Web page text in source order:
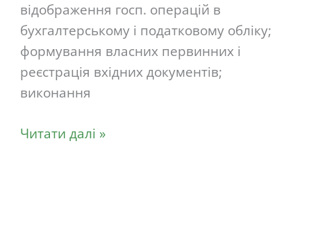
відображення госп. операцій в
бухгалтерському і податковому обліку;
формування власних первинних і
реєстрація вхідних документів;
виконання
Читати далі »